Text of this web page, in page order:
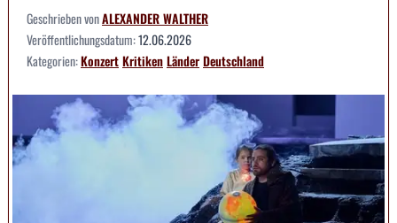
Geschrieben vonALEXANDER WALTHER
Veröffentlichungsdatum:12.06.2026
Kategorien:KonzertKritikenLänderDeutschland